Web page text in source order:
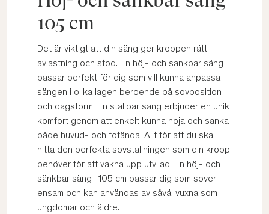
105 cm
Det är viktigt att din säng ger kroppen rätt
avlastning och stöd. En höj- och sänkbar säng
passar perfekt för dig som vill kunna anpassa
sängen i olika lägen beroende på sovposition
och dagsform. En ställbar säng erbjuder en unik
komfort genom att enkelt kunna höja och sänka
både huvud- och fotända. Allt för att du ska
hitta den perfekta sovställningen som din kropp
behöver för att vakna upp utvilad. En höj- och
sänkbar säng i 105 cm passar dig som sover
ensam och kan användas av såväl vuxna som
ungdomar och äldre.